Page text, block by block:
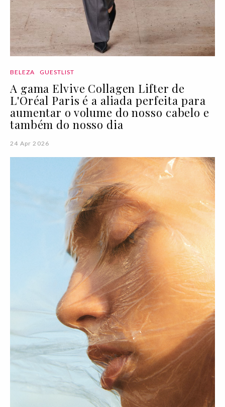
BELEZA GUESTLIST
A gama Elvive Collagen Lifter de
L'Oréal Paris é a aliada perfeita para
aumentar o volume do nosso cabelo e
também do nosso dia
24 Apr 2026